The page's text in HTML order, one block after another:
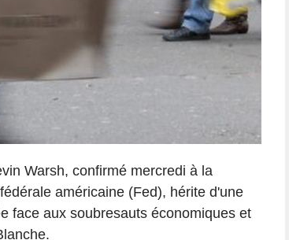
Warsh, confirmé mercredi à la
américaine (Fed), hérite d'une
face aux soubresauts économiques et